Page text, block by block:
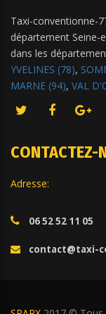
Taxi-conventionne-
département Seine-
dans les
YVELINES (78),
MARNE (94), VAL
CONTACTEZ-
Adresse:
06 52 52 11 05
contact@taxi-